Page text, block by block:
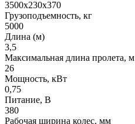
3500х230х370
Грузоподъемность, кг
5000
Длина (м)
3,5
Максимальная длина пролета, м
26
Мощность, кВт
0,75
Питание, В
380
Рабочая ширина колес, мм